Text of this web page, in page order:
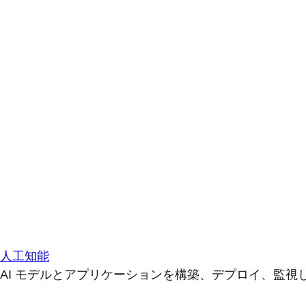
人工知能
AI モデルとアプリケーションを構築、デプロイ、監視